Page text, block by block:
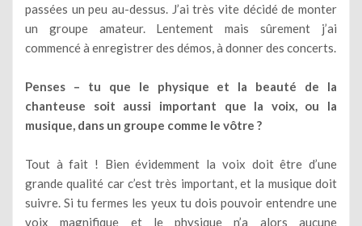
passées un peu au-dessus. J’ai très vite décidé de monter
un groupe amateur. Lentement mais sûrement j’ai
commencé à enregistrer des démos, à donner des concerts.
Penses – tu que le physique et la beauté de la
chanteuse soit aussi important que la voix, ou la
musique, dans un groupe comme le vôtre ?
Tout à fait ! Bien évidemment la voix doit être d’une
grande qualité car c’est très important, et la musique doit
suivre. Si tu fermes les yeux tu dois pouvoir entendre une
voix magnifique et le physique n’a alors aucune